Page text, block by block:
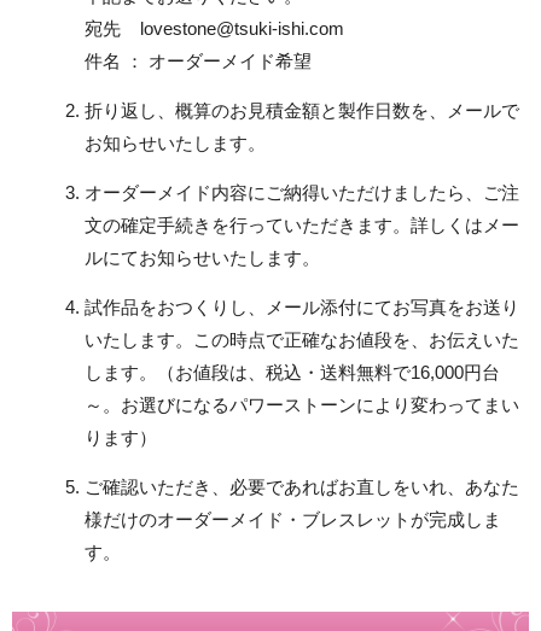
宛先 lovestone@tsuki-ishi.com
件名 ： オーダーメイド希望
折り返し、概算のお見積金額と製作日数を、メールで
お知らせいたします。
オーダーメイド内容にご納得いただけましたら、ご注
文の確定手続きを行っていただきます。詳しくはメー
ルにてお知らせいたします。
試作品をおつくりし、メール添付にてお写真をお送り
いたします。この時点で正確なお値段を、お伝えいた
します。（お値段は、税込・送料無料で16,000円台
～。お選びになるパワーストーンにより変わってまい
ります）
ご確認いただき、必要であればお直しをいれ、あなた
様だけのオーダーメイド・ブレスレットが完成しま
す。